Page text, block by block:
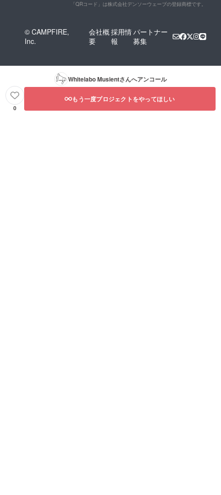
「QRコード」は株式会社デンソーウェーブの登録商標です。
© CAMPFIRE,
Inc.
会社概
要
採用情
報
パートナー
募集
Whitelabo Musientさんへアンコール
0
もう一度プロジェクトをやってほしい